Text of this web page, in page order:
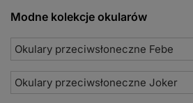
Modne kolekcje okularów
Okulary przeciwsłoneczne Febe
Okulary przeciwsłoneczne Joker